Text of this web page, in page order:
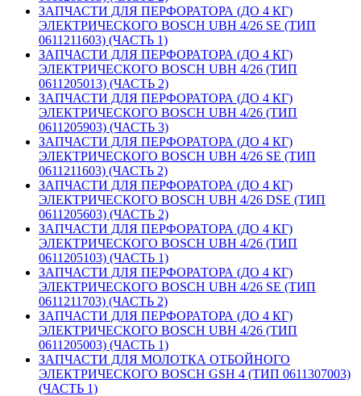
ЗАПЧАСТИ ДЛЯ ПЕРФОРАТОРА (ДО 4 КГ)
ЭЛЕКТРИЧЕСКОГО BOSCH UBH 4/26 SE (ТИП
0611211603) (ЧАСТЬ 1)
ЗАПЧАСТИ ДЛЯ ПЕРФОРАТОРА (ДО 4 КГ)
ЭЛЕКТРИЧЕСКОГО BOSCH UBH 4/26 (ТИП
0611205013) (ЧАСТЬ 2)
ЗАПЧАСТИ ДЛЯ ПЕРФОРАТОРА (ДО 4 КГ)
ЭЛЕКТРИЧЕСКОГО BOSCH UBH 4/26 (ТИП
0611205903) (ЧАСТЬ 3)
ЗАПЧАСТИ ДЛЯ ПЕРФОРАТОРА (ДО 4 КГ)
ЭЛЕКТРИЧЕСКОГО BOSCH UBH 4/26 SE (ТИП
0611211603) (ЧАСТЬ 2)
ЗАПЧАСТИ ДЛЯ ПЕРФОРАТОРА (ДО 4 КГ)
ЭЛЕКТРИЧЕСКОГО BOSCH UBH 4/26 DSE (ТИП
0611205603) (ЧАСТЬ 2)
ЗАПЧАСТИ ДЛЯ ПЕРФОРАТОРА (ДО 4 КГ)
ЭЛЕКТРИЧЕСКОГО BOSCH UBH 4/26 (ТИП
0611205103) (ЧАСТЬ 1)
ЗАПЧАСТИ ДЛЯ ПЕРФОРАТОРА (ДО 4 КГ)
ЭЛЕКТРИЧЕСКОГО BOSCH UBH 4/26 SE (ТИП
0611211703) (ЧАСТЬ 2)
ЗАПЧАСТИ ДЛЯ ПЕРФОРАТОРА (ДО 4 КГ)
ЭЛЕКТРИЧЕСКОГО BOSCH UBH 4/26 (ТИП
0611205003) (ЧАСТЬ 1)
ЗАПЧАСТИ ДЛЯ МОЛОТКА ОТБОЙНОГО
ЭЛЕКТРИЧЕСКОГО BOSCH GSH 4 (ТИП 0611307003)
(ЧАСТЬ 1)